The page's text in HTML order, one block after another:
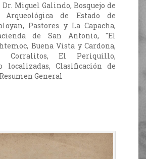
Miguel Galindo, Bosquejo de
Arqueológica de Estado de
Pastores y La Capacha,
de San Antonio, "El
Buena Vista y Cardona,
Corralitos, El Periquillo,
localizadas, Clasificación de
General